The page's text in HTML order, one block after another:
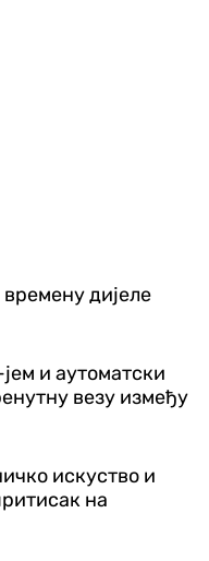
дијеле
и аутоматски
везу између
искуство и
на